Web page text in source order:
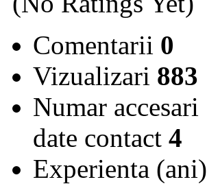
Comentarii 0
Vizualizari 883
Numar accesari
date contact 4
Experienta (ani)